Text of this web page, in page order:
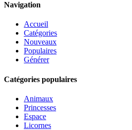
Navigation
Accueil
Catégories
Nouveaux
Populaires
Générer
Catégories populaires
Animaux
Princesses
Espace
Licornes